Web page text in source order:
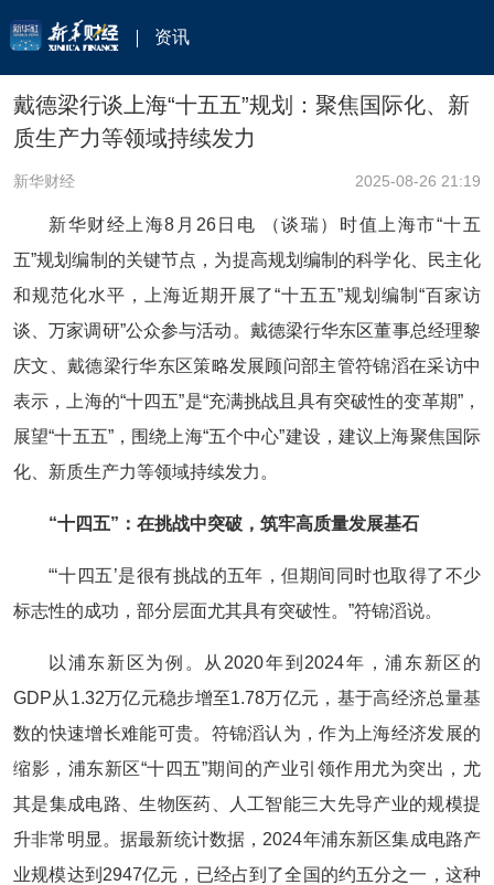
资讯
戴德梁行谈上海“十五五”规划：聚焦国际化、新
质生产力等领域持续发力
新华财经 2025-08-26 21:19
新华财经上海8月26日电 （谈瑞）时值上海市“十五
五”规划编制的关键节点，为提高规划编制的科学化、民主化
和规范化水平，上海近期开展了“十五五”规划编制“百家访
谈、万家调研”公众参与活动。戴德梁行华东区董事总经理黎
庆文、戴德梁行华东区策略发展顾问部主管符锦滔在采访中
表示，上海的“十四五”是“充满挑战且具有突破性的变革期”，
展望“十五五”，围绕上海“五个中心”建设，建议上海聚焦国际
化、新质生产力等领域持续发力。
“十四五”：在挑战中突破，筑牢高质量发展基石
“‘十四五’是很有挑战的五年，但期间同时也取得了不少
标志性的成功，部分层面尤其具有突破性。”符锦滔说。
以浦东新区为例。从2020年到2024年，浦东新区的
GDP从1.32万亿元稳步增至1.78万亿元，基于高经济总量基
数的快速增长难能可贵。符锦滔认为，作为上海经济发展的
缩影，浦东新区“十四五”期间的产业引领作用尤为突出，尤
其是集成电路、生物医药、人工智能三大先导产业的规模提
升非常明显。据最新统计数据，2024年浦东新区集成电路产
业规模达到2947亿元，已经占到了全国的约五分之一，这种